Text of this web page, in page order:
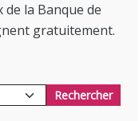
la Banque de
gratuitement.
Rechercher